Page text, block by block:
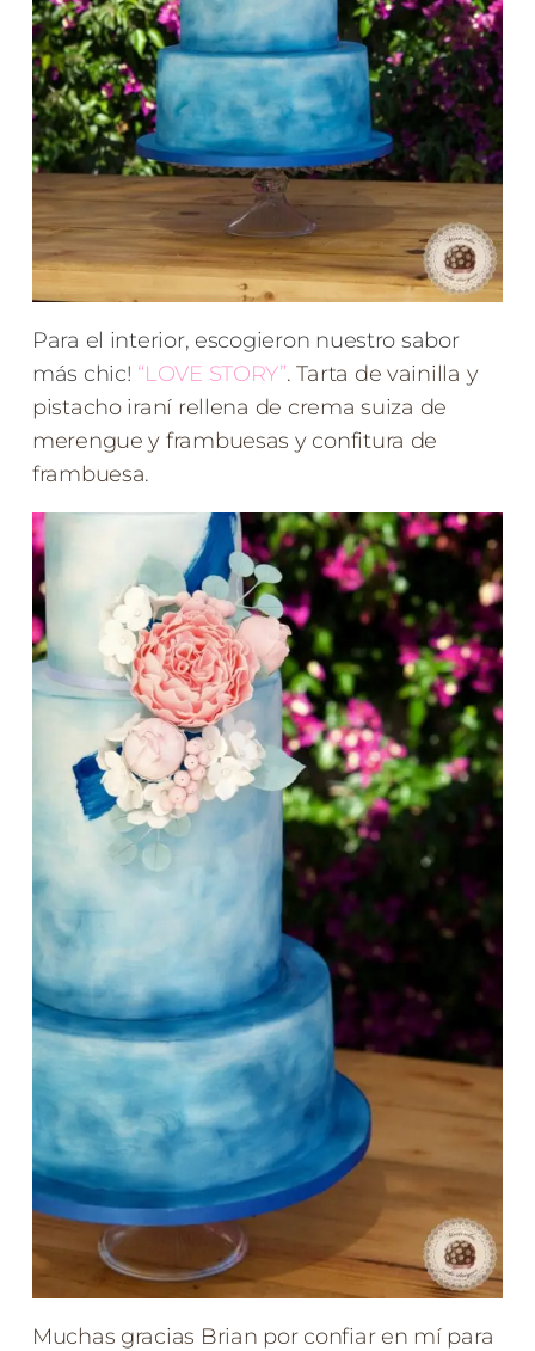
Para el interior, escogieron nuestro sabor
más chic! “LOVE STORY”. Tarta de vainilla y
pistacho iraní rellena de crema suiza de
merengue y frambuesas y confitura de
frambuesa.
Muchas gracias Brian por confiar en mí para